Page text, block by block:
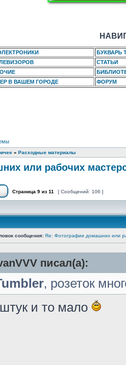
БУКВАРЬ
СТАТЬИ
В ВАШЕМ ГОРОДЕ
ФОРУМ
» Расходные материалы
или рабочих
Страница 9 из 11 [ Сообщений: 106 ]
сообщения: Re: Фотографии домашних или
писал(а):
, розеток
и то мало